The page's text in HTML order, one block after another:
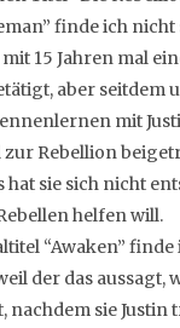
finde ich nicht
15 Jahren mal
aber seitdem
mit
Rebellion
hat sie sich nicht
helfen will.
“Awaken” finde
der das aussagt,
nachdem sie Justin